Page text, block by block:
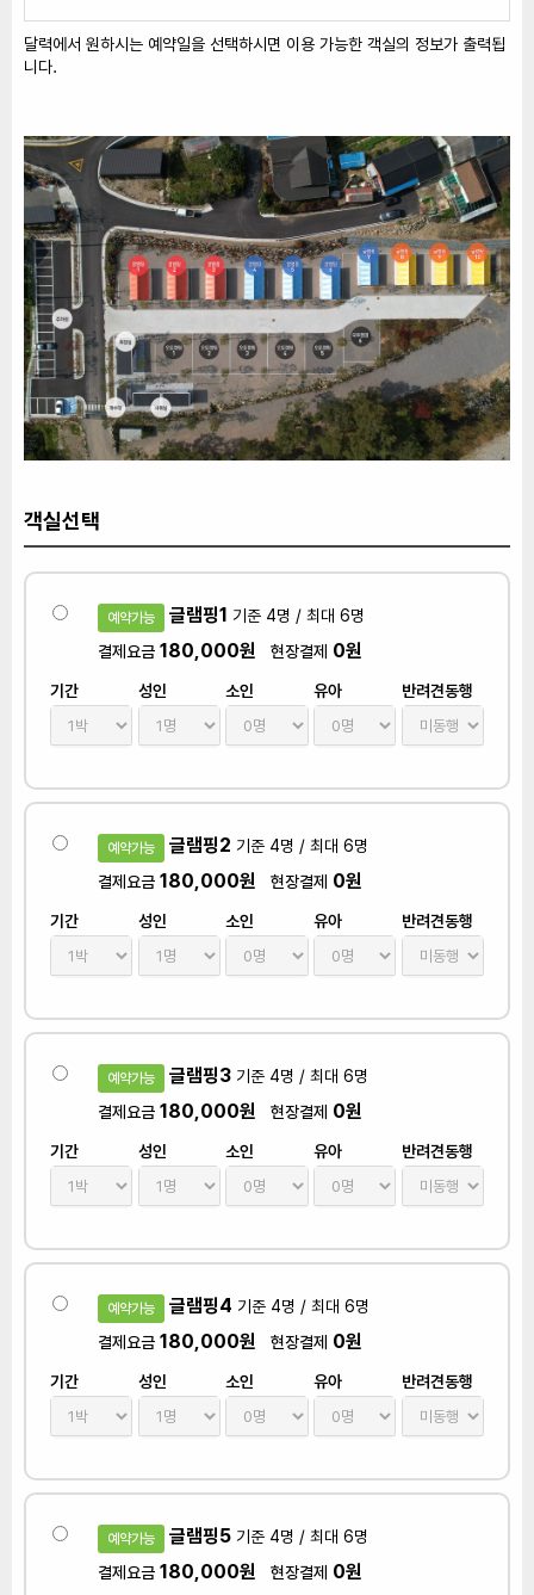
달력에서 원하시는 예약일을 선택하시면 이용 가능한 객실의 정보가 출력됩
니다.
객실선택
예약가능 글램핑1 기준 4명 / 최대 6명
결제요금 180,000원 현장결제 0원
기간 성인 소인 유아 반려견동행
예약가능 글램핑2 기준 4명 / 최대 6명
결제요금 180,000원 현장결제 0원
기간 성인 소인 유아 반려견동행
예약가능 글램핑3 기준 4명 / 최대 6명
결제요금 180,000원 현장결제 0원
기간 성인 소인 유아 반려견동행
예약가능 글램핑4 기준 4명 / 최대 6명
결제요금 180,000원 현장결제 0원
기간 성인 소인 유아 반려견동행
예약가능 글램핑5 기준 4명 / 최대 6명
결제요금 180,000원 현장결제 0원